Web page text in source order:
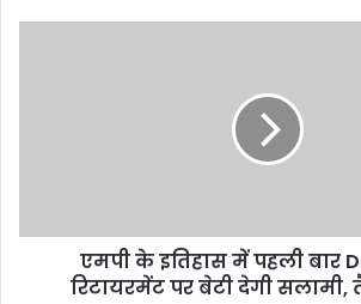
एमपी के इतिहास में पहली बार
रिटायरमेंट पर बेटी देगी सलामी,